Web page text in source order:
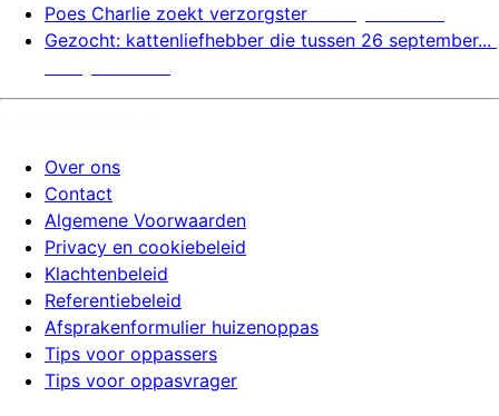
Poes Charlie zoekt verzorgster
Gezocht: kattenliefhebber die tussen 26 september...
Over ons
Contact
Algemene Voorwaarden
Privacy en cookiebeleid
Klachtenbeleid
Referentiebeleid
Afsprakenformulier huizenoppas
Tips voor oppassers
Tips voor oppasvrager